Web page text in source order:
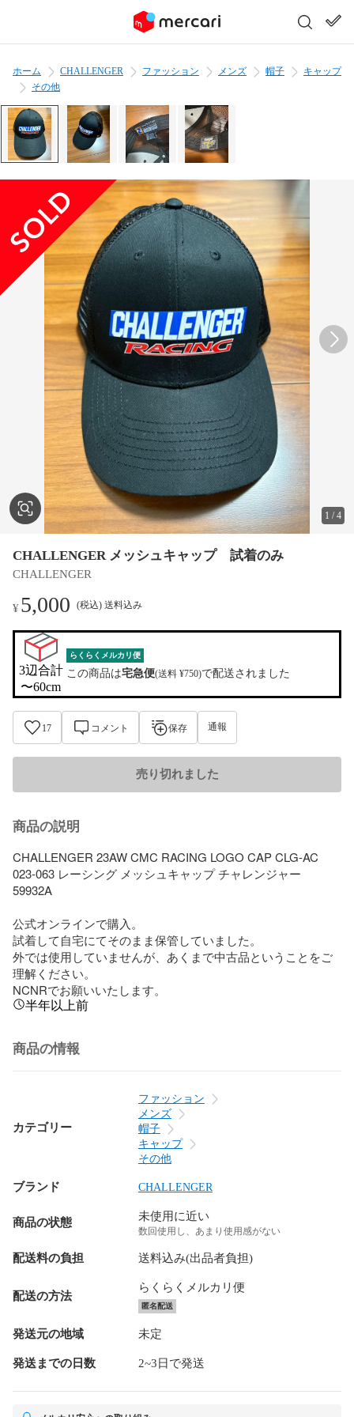
ホーム CHALLENGER ファッション メンズ 帽子
キャップ
その他
1 /4
CHALLENGER メッシュキャップ 試着のみ
CHALLENGER
¥5,000 (税込) 送料込み
3辺合計
〜60cm
らくらくメルカリ便
この商品は宅急便(送料 ¥750)で配送されました
17 コメント 保存 通報
売り切れました
商品の説明
CHALLENGER 23AW CMC RACING LOGO CAP CLG-AC
023-063 レーシング メッシュキャップ チャレンジャー
59932A
公式オンラインで購入。
試着して自宅にてそのまま保管していました。
外では使用していませんが、あくまで中古品ということをご
理解ください。
NCNRでお願いいたします。
半年以上前
商品の情報
カテゴリー
ファッション
メンズ
帽子
キャップ
その他
ブランド CHALLENGER
商品の状態 未使用に近い
数回使用し、あまり使用感がない
配送料の負担 送料込み(出品者負担)
配送の方法
らくらくメルカリ便
匿名配送
発送元の地域 未定
発送までの日数 2~3日で発送